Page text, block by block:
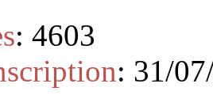
: 4603
: 31/